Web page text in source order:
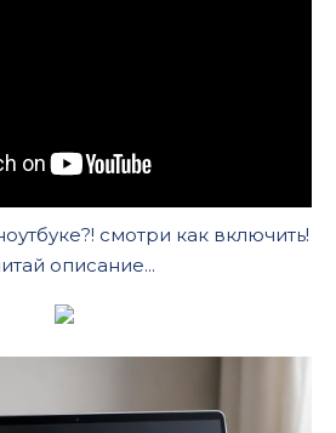
смотри как включить!
описание...